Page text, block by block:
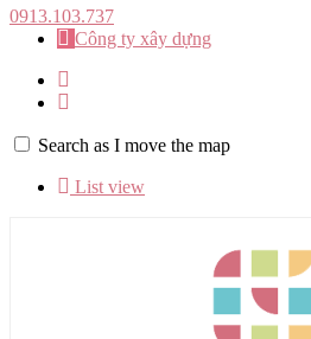
0913.103.737
Công ty xây dựng
Search as I move the map
List view